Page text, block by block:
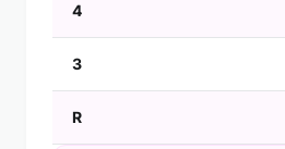
4
3
R